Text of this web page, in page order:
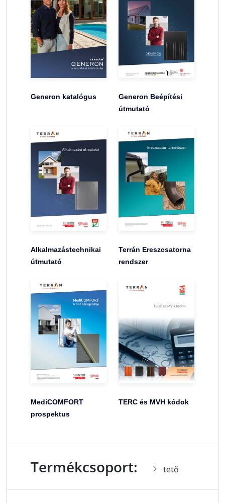
Generon katalógus
Generon Beépítési
útmutató
Alkalmazástechnikai
útmutató
Terrán Ereszcsatorna
rendszer
MediCOMFORT
prospektus
TERC és MVH kódok
Termékcsoport: tető